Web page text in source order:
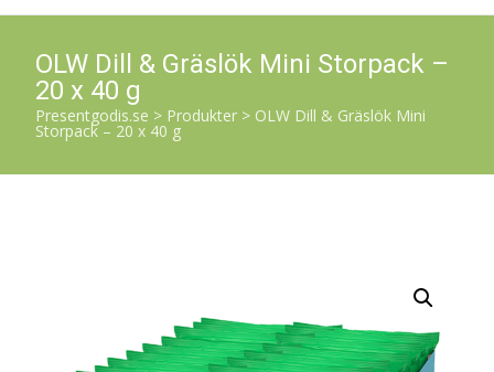
OLW Dill & Gräslök Mini Storpack –
20 x 40 g
Presentgodis.se > Produkter > OLW Dill & Gräslök Mini
Storpack – 20 x 40 g